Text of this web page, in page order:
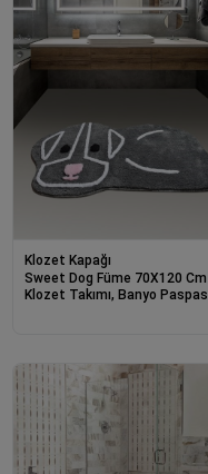
Klozet Kapağı
Sweet Dog Füme 70X120 Cm
Klozet Takımı, Banyo Paspas